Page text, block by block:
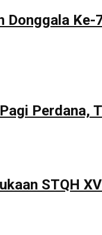
Donggala
STQH